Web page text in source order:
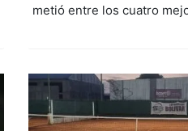
metió entre los cuatro